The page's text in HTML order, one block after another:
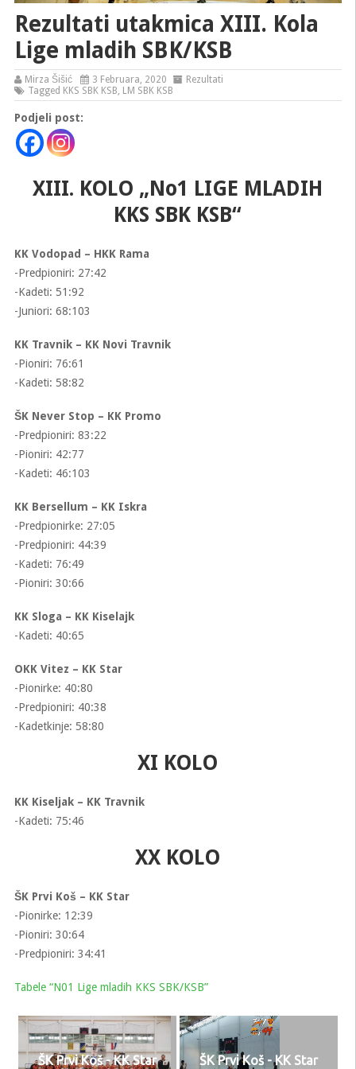
Rezultati utakmica XIII. Kola
Lige mladih SBK/KSB
Mirza Šišić 3 Februara, 2020
Rezultati
Tagged KKS SBK KSB, LM SBK KSB
Podjeli post:
XIII. KOLO „No1 LIGE MLADIH
KKS SBK KSB“
KK Vodopad – HKK Rama
-Predpioniri: 27:42
-Kadeti: 51:92
-Juniori: 68:103
KK Travnik – KK Novi Travnik
-Pioniri: 76:61
-Kadeti: 58:82
ŠK Never Stop – KK Promo
-Predpioniri: 83:22
-Pioniri: 42:77
-Kadeti: 46:103
KK Bersellum – KK Iskra
-Predpionirke: 27:05
-Predpioniri: 44:39
-Kadeti: 76:49
-Pioniri: 30:66
KK Sloga – KK Kiselajk
-Kadeti: 40:65
OKK Vitez – KK Star
-Pionirke: 40:80
-Predpioniri: 40:38
-Kadetkinje: 58:80
XI KOLO
KK Kiseljak – KK Travnik
-Kadeti: 75:46
XX KOLO
ŠK Prvi Koš – KK Star
-Pionirke: 12:39
-Pioniri: 30:64
-Predpioniri: 34:41
Tabele “N01 Lige mladih KKS SBK/KSB”
ŠK Prvi Koš - KK Star ŠK Prvi Koš - KK Star